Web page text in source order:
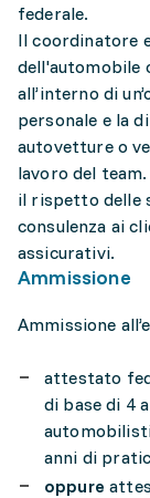
federale.
Il coordinatore
dell'automobile
all’interno di
personale e la
autovetture o
lavoro del
il rispetto delle
consulenza ai
assicurativi.
Ammissione
Ammissione
attestato
di base di 4
anni di
oppure